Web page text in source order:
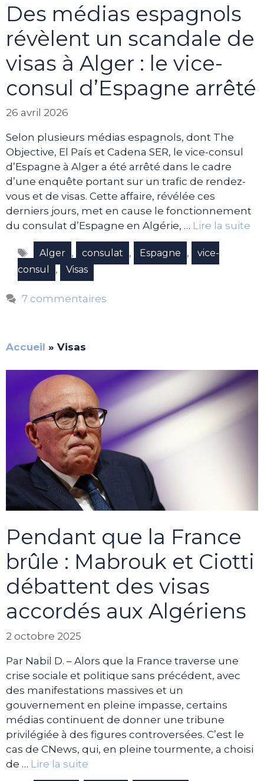
Des médias espagnols
révèlent un scandale de
visas à Alger : le vice-
consul d’Espagne arrêté
26 avril 2026
Selon plusieurs médias espagnols, dont The
Objective, El País et Cadena SER, le vice-consul
d’Espagne à Alger a été arrêté dans le cadre
d’une enquête portant sur un trafic de rendez-
vous et de visas. Cette affaire, révélée ces
derniers jours, met en cause le fonctionnement
du consulat d’Espagne en Algérie, … Lire la suite
Étiquettes
Alger , consulat , Espagne ,
vice-
consul
, Visas
7 commentaires
Accueil » Visas
Pendant que la France
brûle : Mabrouk et Ciotti
débattent des visas
accordés aux Algériens
2 octobre 2025
Par Nabil D. – Alors que la France traverse une
crise sociale et politique sans précédent, avec
des manifestations massives et un
gouvernement en pleine impasse, certains
médias continuent de donner une tribune
privilégiée à des figures controversées. C’est le
cas de CNews, qui, en pleine tourmente, a choisi
de … Lire la suite